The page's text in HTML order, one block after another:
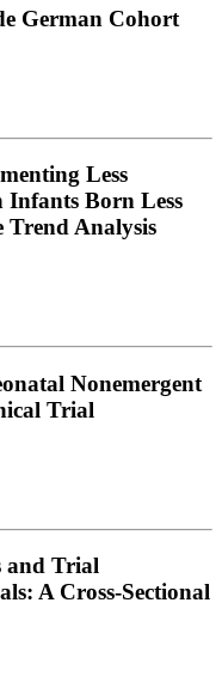
German Cohort
Less
Born Less
Trend Analysis
Nonemergent
Trial
and Trial
A Cross-Sectional